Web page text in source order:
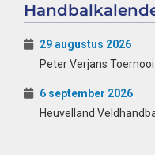
29 augustus 2026
Peter Verjans Toernooi
6 september 2026
Heuvelland